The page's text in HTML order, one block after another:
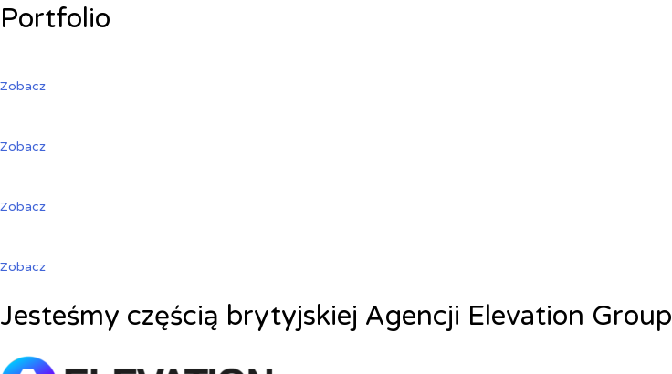
Portfolio
Zobacz
Zobacz
Zobacz
Zobacz
Jesteśmy częścią brytyjskiej Agencji Elevation Group